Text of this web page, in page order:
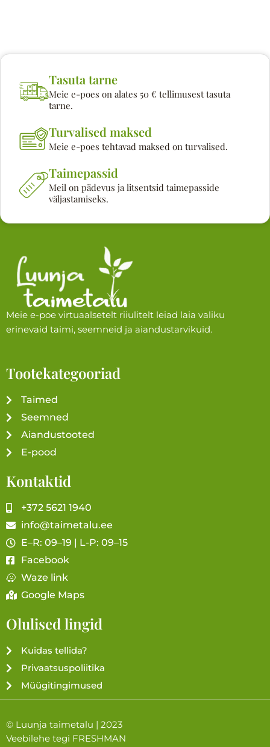
Tasuta tarne
Meie e-poes on alates 50 € tellimusest tasuta
tarne.
Turvalised maksed
Meie e-poes tehtavad maksed on turvalised.
Taimepassid
Meil on pädevus ja litsentsid taimepasside
väljastamiseks.
Meie e-poe virtuaalsetelt riiulitelt leiad laia valiku
erinevaid taimi, seemneid ja aiandustarvikuid.
Tootekategooriad
Taimed
Seemned
Aiandustooted
E-pood
Kontaktid
+372 5621 1940
info@taimetalu.ee
E–R: 09–19 | L-P: 09–15
Facebook
Waze link
Google Maps
Olulised lingid
Kuidas tellida?
Privaatsuspoliitika
Müügitingimused
© Luunja taimetalu | 2023
Veebilehe tegi FRESHMAN